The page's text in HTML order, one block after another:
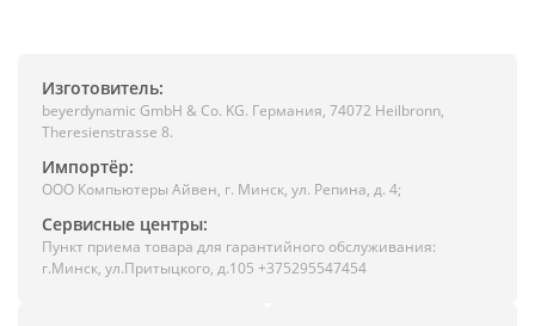
Изготовитель:
beyerdynamic GmbH & Co. KG. Германия, 74072 Heilbronn,
Theresienstrasse 8.
Импортёр:
ООО Компьютеры Айвен, г. Минск, ул. Репина, д. 4;
Сервисные центры:
Пункт приема товара для гарантийного обслуживания:
г.Минск, ул.Притыцкого, д.105 +375295547454